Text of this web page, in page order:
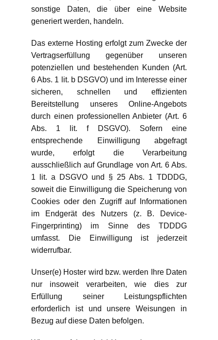
sonstige Daten, die über eine Website
generiert werden, handeln.
Das externe Hosting erfolgt zum Zwecke der
Vertragserfüllung gegenüber unseren
potenziellen und bestehenden Kunden (Art.
6 Abs. 1 lit. b DSGVO) und im Interesse einer
sicheren, schnellen und effizienten
Bereitstellung unseres Online-Angebots
durch einen professionellen Anbieter (Art. 6
Abs. 1 lit. f DSGVO). Sofern eine
entsprechende Einwilligung abgefragt
wurde, erfolgt die Verarbeitung
ausschließlich auf Grundlage von Art. 6 Abs.
1 lit. a DSGVO und § 25 Abs. 1 TDDDG,
soweit die Einwilligung die Speicherung von
Cookies oder den Zugriff auf Informationen
im Endgerät des Nutzers (z. B. Device-
Fingerprinting) im Sinne des TDDDG
umfasst. Die Einwilligung ist jederzeit
widerrufbar.
Unser(e) Hoster wird bzw. werden Ihre Daten
nur insoweit verarbeiten, wie dies zur
Erfüllung seiner Leistungspflichten
erforderlich ist und unsere Weisungen in
Bezug auf diese Daten befolgen.